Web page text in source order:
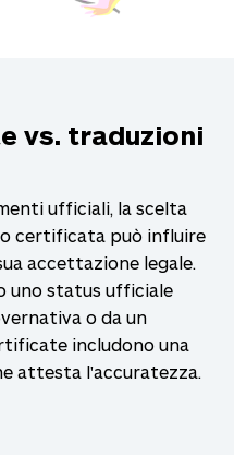
vs. traduzioni
ufficiali, la scelta
certificata può influire
accettazione legale.
uno status ufficiale
o da un
includono una
attesta l'accuratezza.